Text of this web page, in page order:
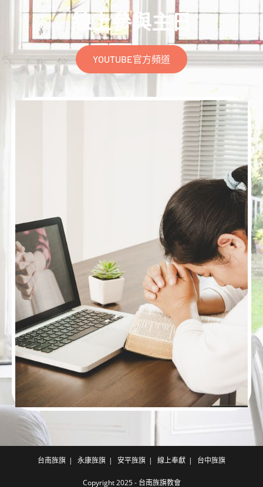
線上參與主日
YOUTUBE官方頻道
台南旌旗 永康旌旗 安平旌旗 線上奉獻 台中旌旗
Copyright 2025 - 台南旌旗教會